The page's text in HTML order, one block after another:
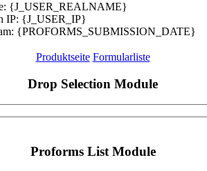
{J_USER_REALNAME}
IP: {J_USER_IP}
{PROFORMS_SUBMISSION_DATE}
Produktseite Formularliste
Drop Selection Module
Proforms List Module